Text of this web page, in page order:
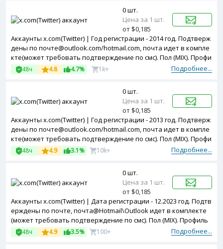
Аккаунты x.com(Twitter) | Год регистрации - 2014 год. Подтверж
дены по почте@outlook.com/hotmail.com, почта идет в компле
кте(может требовать подтверждение по смс). Пол (MIX). Профи
ль частично заполнен. Двухфакторная авторизация включен
а. Token в комплекте.
Подробнее...
48ч 4.8 4.7% 1k+
0 шт.
Цена за 1 шт.
от $0,185
Аккаунты x.com(Twitter) | Год регистрации - 2013 год. Подтверж
дены по почте@outlook.com/hotmail.com, почта идет в компле
кте(может требовать подтверждение по смс). Пол (MIX). Профи
ль частично заполнен. Двухфакторная авторизация включен
а. Token в комплекте.
Подробнее...
48ч 4.9 3.1% 10k+
0 шт.
Цена за 1 шт.
от $0,185
Аккаунты x.com(Twitter) | Дата регистрации - 12.2023 год. Подтв
ерждены по почте, почта@Hotmail\Outlook идет в комплекте
(может требовать подтверждение по смс). Пол (MIX). Профиль
частично заполнен. Двухфакторная авторизация включена. T
oken в комплекте. Зарегистрированы с MIX ip.
Подробнее...
48ч 4.9 3.5% 100+
0 шт.
Цена за 1 шт.
от $0,185